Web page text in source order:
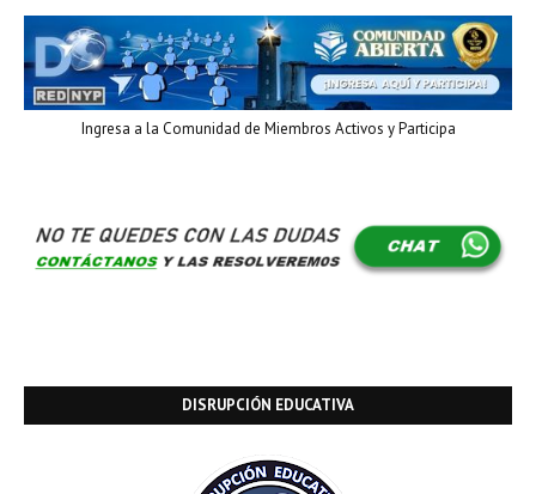
Ingresa a la Comunidad de Miembros Activos y Participa
DISRUPCIÓN EDUCATIVA